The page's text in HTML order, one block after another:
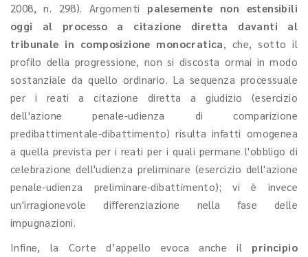
2008, n. 298). Argomenti palesemente non estensibili
oggi al processo a citazione diretta davanti al
tribunale in composizione monocratica , che, sotto il
profilo della progressione, non si discosta ormai in modo
sostanziale da quello ordinario. La sequenza processuale
per i reati a citazione diretta a giudizio (esercizio
dell'azione penale-udienza di comparizione
predibattimentale-dibattimento) risulta infatti omogenea
a quella prevista per i reati per i quali permane l'obbligo di
celebrazione dell'udienza preliminare (esercizio dell'azione
penale-udienza preliminare-dibattimento); vi è invece
un'irragionevole differenziazione nella fase delle
impugnazioni.
Infine, la Corte d’appello evoca anche il principio